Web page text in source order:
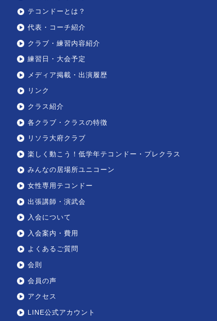
テコンドーとは？
代表・コーチ紹介
クラブ・練習内容紹介
練習日・大会予定
メディア掲載・出演履歴
リンク
クラス紹介
各クラブ・クラスの特徴
リソラ大府クラブ
楽しく動こう！低学年テコンドー・プレクラス
みんなの居場所ユニコーン
女性専用テコンドー
出張講師・演武会
入会について
入会案内・費用
よくあるご質問
会則
会員の声
アクセス
LINE公式アカウント